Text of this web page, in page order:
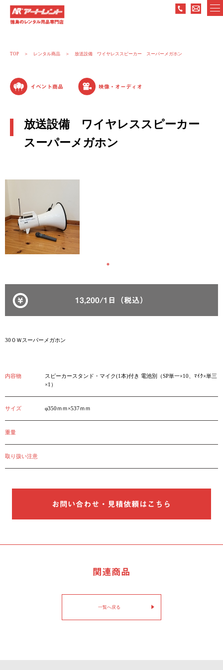
TOP レンタル商品 放送設備 ワイヤレススピーカー スーパーメガホン
イベント商品 映像・オーディオ
放送設備 ワイヤレススピーカー
スーパーメガホン
13,200/1日（税込）
30０Ｗスーパーメガホン
内容物
スピーカースタンド・マイク(1本)付き 電池別（SP単一×10、ﾏｲｸ×単三
×1）
サイズ φ350ｍｍ×537ｍｍ
重量
取り扱い注意
お問い合わせ・見積依頼はこちら
関連商品
一覧へ戻る